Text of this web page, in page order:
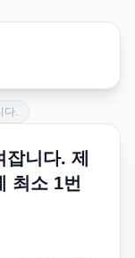
다.
니다. 제
최소 1번